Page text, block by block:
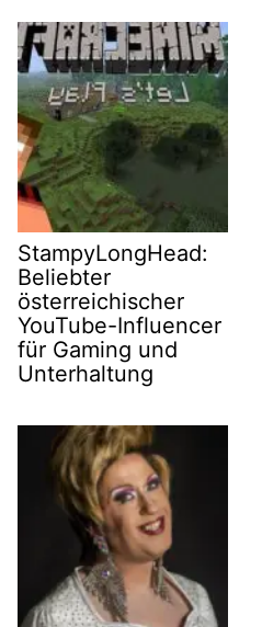
StampyLongHead:
Beliebter
österreichischer
YouTube-Influencer
für Gaming und
Unterhaltung